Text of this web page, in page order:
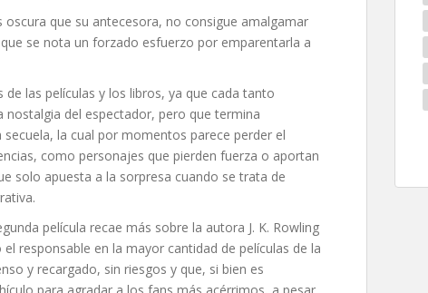
que su antecesora, no consigue amalgamar
se nota un forzado esfuerzo por emparentarla a
las películas y los libros, ya que cada tanto
nostalgia del espectador, pero que termina
la cual por momentos parece perder el
como personajes que pierden fuerza o aportan
solo apuesta a la sorpresa cuando se trata de
película recae más sobre la autora J. K. Rowling
responsable en la mayor cantidad de películas de la
y recargado, sin riesgos y que, si bien es
para agradar a los fans más acérrimos, a pesar